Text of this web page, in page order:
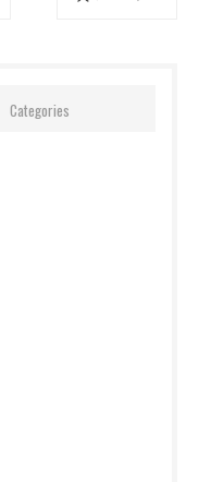
Categories